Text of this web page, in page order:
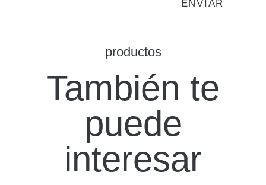
productos
También te
puede
interesar